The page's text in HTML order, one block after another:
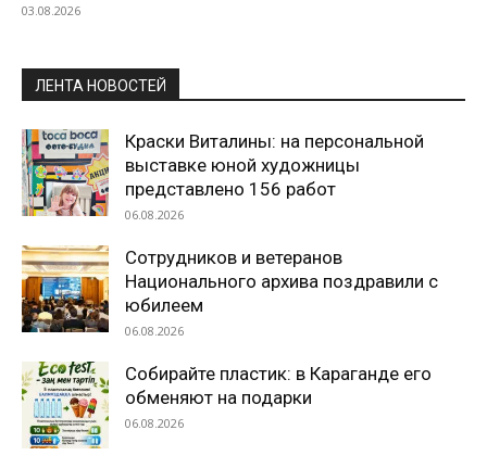
03.08.2026
ЛЕНТА НОВОСТЕЙ
Краски Виталины: на персональной
выставке юной художницы
представлено 156 работ
06.08.2026
Сотрудников и ветеранов
Национального архива поздравили с
юбилеем
06.08.2026
Собирайте пластик: в Караганде его
обменяют на подарки
06.08.2026